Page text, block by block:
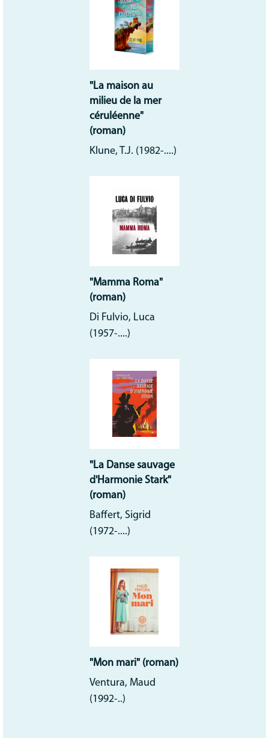
"La maison au
milieu de la mer
céruléenne"
(roman)
Klune, T.J. (1982-....)
"Mamma Roma"
(roman)
Di Fulvio, Luca
(1957-....)
"La Danse sauvage
d'Harmonie Stark"
(roman)
Baffert, Sigrid
(1972-....)
"Mon mari" (roman)
Ventura, Maud
(1992-..)